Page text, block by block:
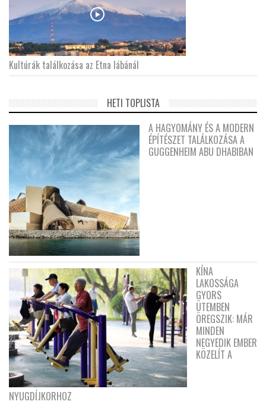
Kultúrák találkozása az Etna lábánál
HETI TOPLISTA
A HAGYOMÁNY ÉS A MODERN
ÉPÍTÉSZET TALÁLKOZÁSA A
GUGGENHEIM ABU DHABIBAN
KÍNA
LAKOSSÁGA
GYORS
ÜTEMBEN
ÖREGSZIK: MÁR
MINDEN
NEGYEDIK EMBER
KÖZELÍT A
NYUGDÍJKORHOZ